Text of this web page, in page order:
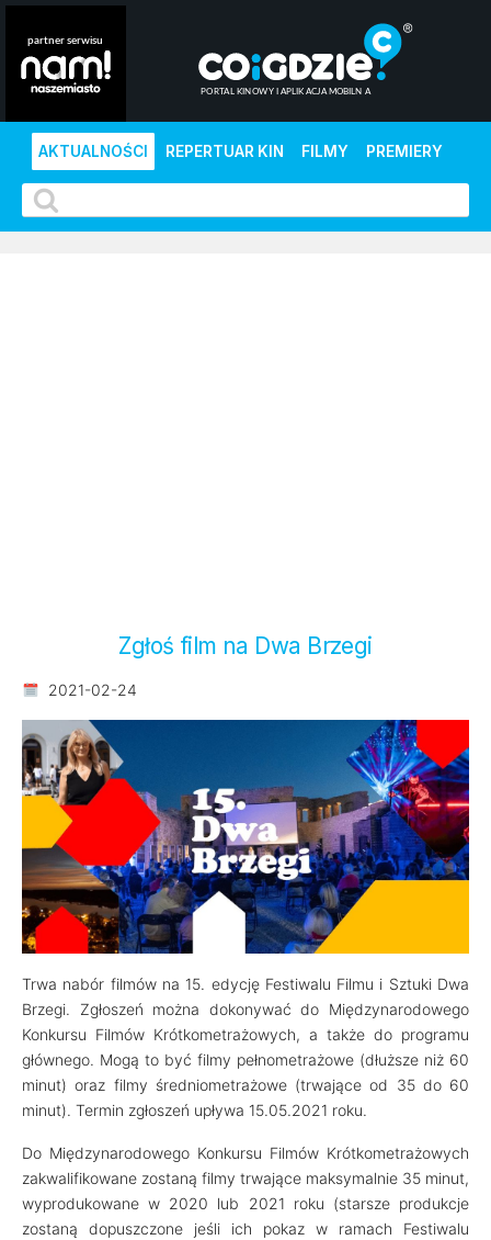
AKTUALNOŚCI REPERTUAR KIN FILMY PREMIERY
Zgłoś film na Dwa Brzegi
2021-02-24
Trwa nabór filmów na 15. edycję Festiwalu Filmu i Sztuki Dwa
Brzegi. Zgłoszeń można dokonywać do Międzynarodowego
Konkursu Filmów Krótkometrażowych, a także do programu
głównego. Mogą to być filmy pełnometrażowe (dłuższe niż 60
minut) oraz filmy średniometrażowe (trwające od 35 do 60
minut). Termin zgłoszeń upływa 15.05.2021 roku.
Do Międzynarodowego Konkursu Filmów Krótkometrażowych
zakwalifikowane zostaną filmy trwające maksymalnie 35 minut,
wyprodukowane w 2020 lub 2021 roku (starsze produkcje
zostaną dopuszczone jeśli ich pokaz w ramach Festiwalu